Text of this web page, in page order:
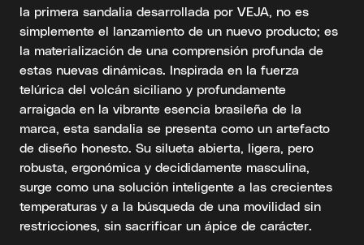
la primera sandalia desarrollada por VEJA, no es
simplemente el lanzamiento de un nuevo producto; es
la materialización de una comprensión profunda de
estas nuevas dinámicas. Inspirada en la fuerza
telúrica del volcán siciliano y profundamente
arraigada en la vibrante esencia brasileña de la
marca, esta sandalia se presenta como un artefacto
de diseño honesto. Su silueta abierta, ligera, pero
robusta, ergonómica y decididamente masculina,
surge como una solución inteligente a las crecientes
temperaturas y a la búsqueda de una movilidad sin
restricciones, sin sacrificar un ápice de carácter.